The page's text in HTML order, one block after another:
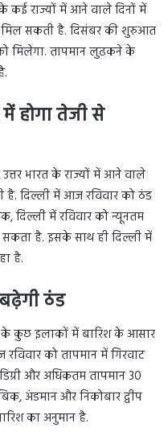
कई राज्यों में आने वाले दिनों में
मिल सकती है. दिसंबर की शुरुआत
मिलेगा. तापमान लुढकने के
होगा तेजी से
भारत के राज्यों में आने वाले
है. दिल्ली में आज रविवार को ठंड
दिल्ली में रविवार को न्यूनतम
सकता है. इसके साथ ही दिल्ली में
है.
ठंड
के कुछ इलाकों में बारिश के आसार
को तापमान में गिरवाट
और अधिकतम तापमान 30
अंडमान और निकोबार द्वीप
का अनुमान है.